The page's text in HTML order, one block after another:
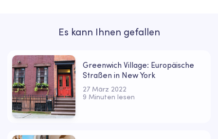
Es kann Ihnen gefallen
Greenwich Village: Europäische
Straßen in New York
27 März 2022
9 Minuten lesen